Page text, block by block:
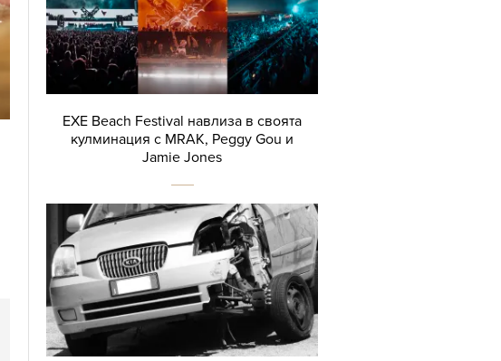
EXE Beach Festival навлиза в своята
кулминация с MRAK, Peggy Gou и
Jamie Jones